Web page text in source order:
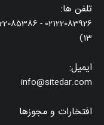
تلفن ها:
13)
ایمیل:
info@sitedar.com
افتخارات و مجوزها